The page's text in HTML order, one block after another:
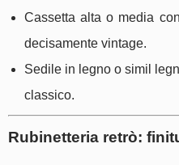
Cassetta alta o media
decisamente vintage.
Sedile in legno o simil
classico.
Rubinetteria retrò: